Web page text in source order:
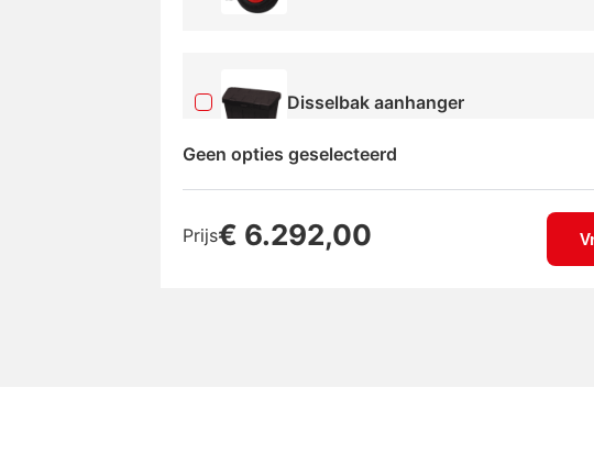
Disselbak aanhanger
DoubleLock SCM Disselslot
Geen opties geselecteerd
Prijs€ 6.292,00